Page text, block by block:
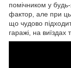
помічником у
фактор, але при
що чудово
гаражі, на виїздах